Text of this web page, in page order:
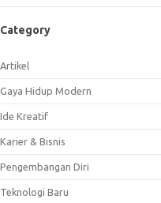
Category
Artikel
Gaya Hidup Modern
Ide Kreatif
Karier & Bisnis
Pengembangan Diri
Teknologi Baru